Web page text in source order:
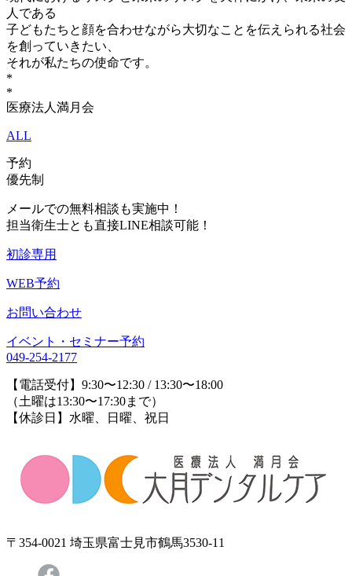
人である
子どもたちと顔を合わせながら大切なことを伝えられる社会
を創っていきたい、
それが私たちの使命です。
*
*
医療法人満月会
ALL
予約
優先制
メールでの無料相談も実施中！
担当衛生士とも直接LINE相談可能！
初診専用
WEB予約
お問い合わせ
イベント・セミナー予約
049-254-2177
【電話受付】9:30〜12:30 / 13:30〜18:00
（土曜は13:30〜17:30まで）
【休診日】水曜、日曜、祝日
〒354-0021 埼玉県富士見市鶴馬3530-11